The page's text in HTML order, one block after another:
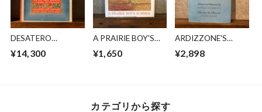
DESATERO
ZVIRATKACH
¥14,300
A PRAIRIE BOY'S
¥1,650
ARDIZZONE'S
TALES
¥2,898
カテゴリから探す